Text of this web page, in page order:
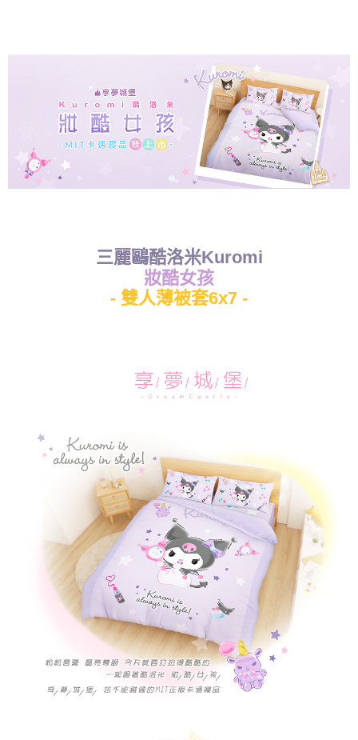
每筆NT$80，滿NT$699(含以上)免運費
三麗鷗酷洛米Kuromi
妝酷女孩
- 雙人薄被套6x7 -